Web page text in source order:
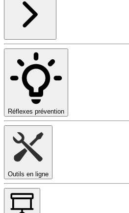
Réflexes prévention
Outils en ligne